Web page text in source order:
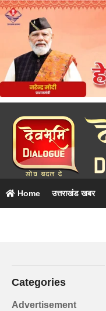
Home उत्तराखंड खबर
Categories
Advertisement